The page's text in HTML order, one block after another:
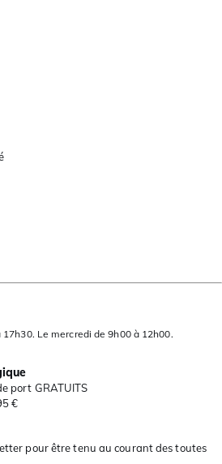
Le mercredi de 9h00 à 12h00.
port GRATUITS
€
pour être tenu au courant des toutes